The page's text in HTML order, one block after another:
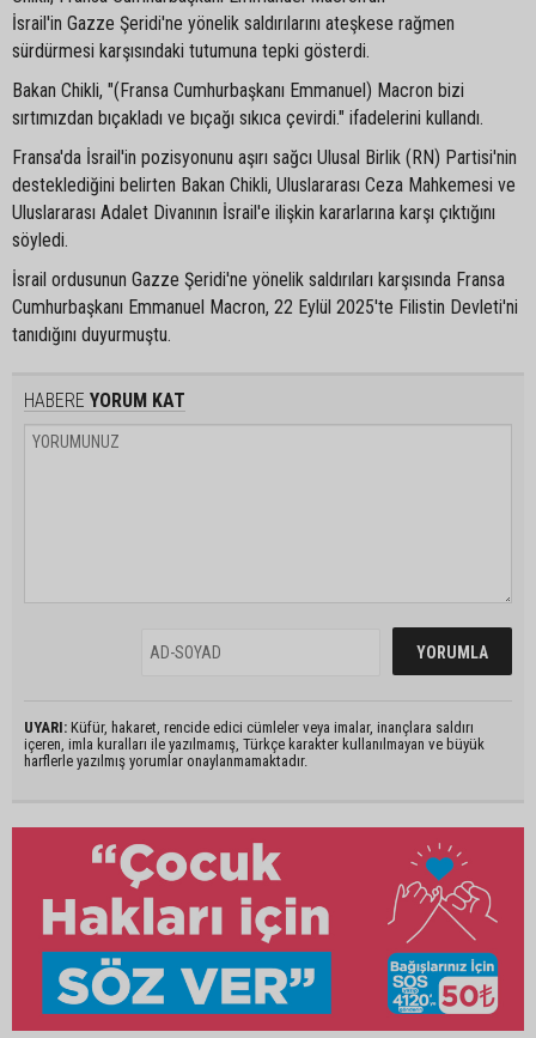
İsrail'in Gazze Şeridi'ne yönelik saldırılarını ateşkese rağmen
sürdürmesi karşısındaki tutumuna tepki gösterdi.
Bakan Chikli, "(Fransa Cumhurbaşkanı Emmanuel) Macron bizi
sırtımızdan bıçakladı ve bıçağı sıkıca çevirdi." ifadelerini kullandı.
Fransa'da İsrail'in pozisyonunu aşırı sağcı Ulusal Birlik (RN) Partisi'nin
desteklediğini belirten Bakan Chikli, Uluslararası Ceza Mahkemesi ve
Uluslararası Adalet Divanının İsrail'e ilişkin kararlarına karşı çıktığını
söyledi.
İsrail ordusunun Gazze Şeridi'ne yönelik saldırıları karşısında Fransa
Cumhurbaşkanı Emmanuel Macron, 22 Eylül 2025'te Filistin Devleti'ni
tanıdığını duyurmuştu.
HABERE YORUM KAT
UYARI: Küfür, hakaret, rencide edici cümleler veya imalar, inançlara saldırı
içeren, imla kuralları ile yazılmamış, Türkçe karakter kullanılmayan ve büyük
harflerle yazılmış yorumlar onaylanmamaktadır.